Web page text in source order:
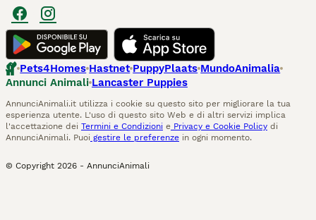
Pets4Homes Hastnet PuppyPlaats MundoAnimalia
Annunci Animali Lancaster Puppies
AnnunciAnimali.it utilizza i cookie su questo sito per migliorare la tua
esperienza utente. L'uso di questo sito Web e di altri servizi implica
l'accettazione dei Termini e Condizioni e Privacy e Cookie Policy di
AnnunciAnimali. Puoi gestire le preferenze in ogni momento.
© Copyright 2026 - AnnunciAnimali